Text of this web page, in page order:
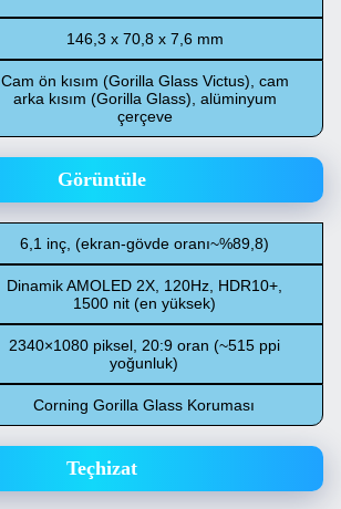
146,3 x 70,8 x 7,6 mm
Cam ön kısım (Gorilla Glass Victus), cam
arka kısım (Gorilla Glass), alüminyum
çerçeve
Görüntüle
6,1 inç, (ekran-gövde oranı~%89,8)
Dinamik AMOLED 2X, 120Hz, HDR10+,
1500 nit (en yüksek)
2340×1080 piksel, 20:9 oran (~515 ppi
yoğunluk)
Corning Gorilla Glass Koruması
Teçhizat